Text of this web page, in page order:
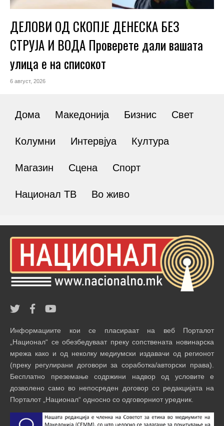
ДЕЛОВИ ОД СКОПЈЕ ДЕНЕСКА БЕЗ
СТРУЈА И ВОДА Проверете дали вашата
улица е на списокот
6 август, 2026
Дома Македонија Бизнис Свет
Колумни Интервјуа Култура
Магазин Сцена Спорт
Национал ТВ Во живо
Информациите кои се пласираат на веб Порталот
„Национал“ се обезбедуваат преку сопствената новинарска
мрежа како и од неколку медиумски издавачи од регионот
(преку регулирани договори за соработка/авторски права).
Бесплатно преземање содржини надвор од условите е
дозволено само во непосреден договор со редакцијата на
Порталот „Национал“ односно со одговорниот уредник.